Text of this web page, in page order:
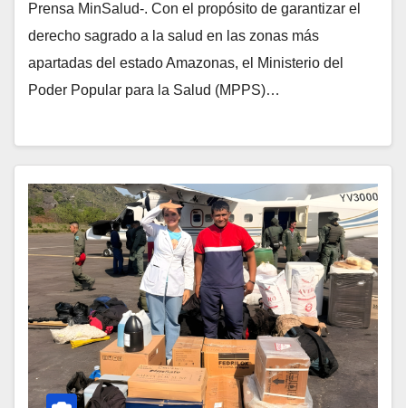
Prensa MinSalud-. Con el propósito de garantizar el
derecho sagrado a la salud en las zonas más
apartadas del estado Amazonas, el Ministerio del
Poder Popular para la Salud (MPPS)…